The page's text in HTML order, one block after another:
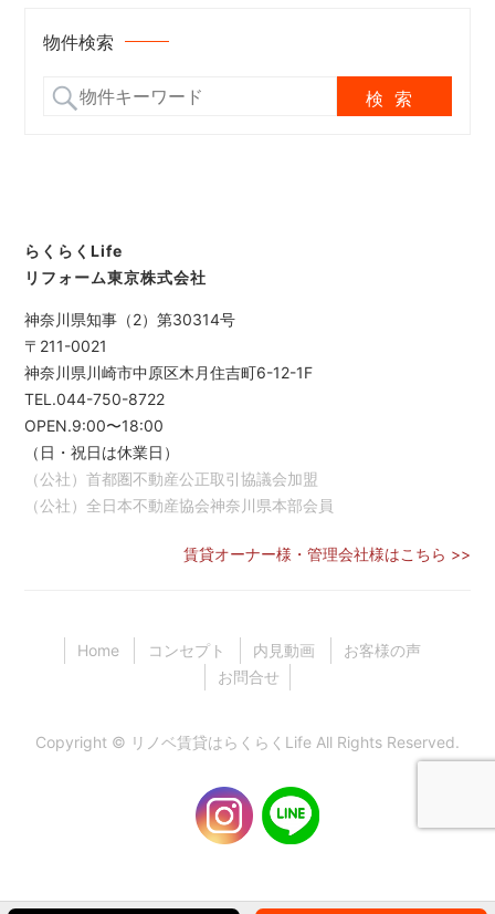
物件検索
らくらくLife
リフォーム東京株式会社
神奈川県知事（2）第30314号
〒211-0021
神奈川県川崎市中原区木月住吉町6-12-1F
TEL.044-750-8722
OPEN.9:00〜18:00
（日・祝日は休業日）
（公社）首都圏不動産公正取引協議会加盟
（公社）全日本不動産協会神奈川県本部会員
賃貸オーナー様・管理会社様はこちら >>
Home コンセプト 内見動画
お客様の声
お問合せ
Copyright © リノベ賃貸はらくらくLife All Rights Reserved.